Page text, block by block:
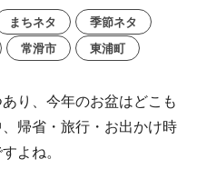
まちネタ
季節ネタ
常滑市 東浦町
り、今年のお盆はどこも
帰省・旅行・お出かけ時
よね。